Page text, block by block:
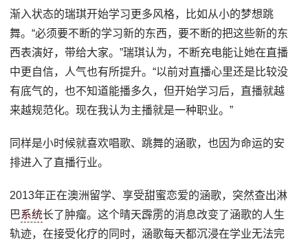
渐入状态的瑞琪开始学习更多风格，比如从小的梦想跳
舞。“必须要不断的学习新的东西，要不断的把这些新的东
西表演好，带给大家。”瑞琪认为，不断充电能让她在直播
中更自信，人气也有所提升。“以前对直播心里还是比较没
有底气的，也不知道能播多久，但开始学习后，直播就越
来越规范化。现在我认为主播就是一种职业。”
同样是小时候就喜欢唱歌、跳舞的涵歌，也因为命运的安
排进入了直播行业。
2013年正在澳洲留学、享受甜蜜恋爱的涵歌，突然查出淋
巴系统长了肿瘤。这个晴天霹雳的消息改变了涵歌的人生
轨迹，在接受化疗的同时，涵歌每天都沉浸在学业无法完